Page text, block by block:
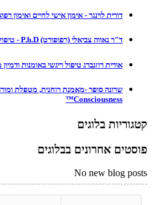
דורית לוינגר - אימון אישי לחיים ואימון
ד"ר נאווה צביאלי (רפופורט) P.h.D - טיפולי CBT בתל אביב
אורית רוזנברג טיפול ריגשי באומנות
Consciousness™
קטגוריות בלוגים
פוסטים אחרונים בבלוגים
No new blog posts